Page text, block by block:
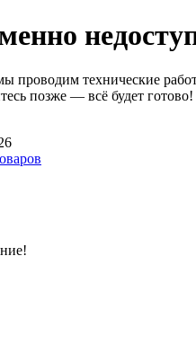
проводим технические
позже — всё будет готово!